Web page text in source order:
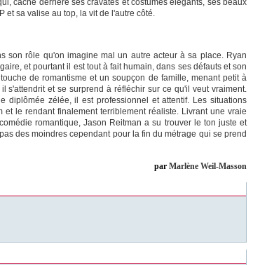
caché derrière ses cravates et costumes élégants, ses beaux
et sa valise au top, la vit de l'autre côté.
son rôle qu'on imagine mal un autre acteur à sa place. Ryan
et pourtant il est tout à fait humain, dans ses défauts et son
de romantisme et un soupçon de famille, menant petit à
s'attendrit et se surprend à réfléchir sur ce qu'il veut vraiment.
diplômée zélée, il est professionnel et attentif. Les situations
le rendant finalement terriblement réaliste. Livrant une vraie
romantique, Jason Reitman a su trouver le ton juste et
des moindres cependant pour la fin du métrage qui se prend
par Marlène Weil-Masson